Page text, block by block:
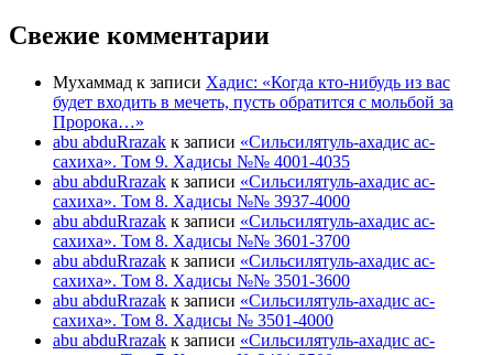
Свежие комментарии
Мухаммад к записи Хадис: «Когда кто-нибудь из вас
будет входить в мечеть, пусть обратится с мольбой за
Пророка…»
abu abduRrazak к записи «Сильсилятуль-ахадис ас-
сахиха». Том 9. Хадисы №№ 4001-4035
abu abduRrazak к записи «Сильсилятуль-ахадис ас-
сахиха». Том 8. Хадисы №№ 3937-4000
abu abduRrazak к записи «Сильсилятуль-ахадис ас-
сахиха». Том 8. Хадисы №№ 3601-3700
abu abduRrazak к записи «Сильсилятуль-ахадис ас-
сахиха». Том 8. Хадисы №№ 3501-3600
abu abduRrazak к записи «Сильсилятуль-ахадис ас-
сахиха». Том 8. Хадисы № 3501-4000
abu abduRrazak к записи «Сильсилятуль-ахадис ас-